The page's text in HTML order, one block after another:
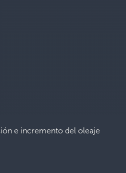
e incremento del oleaje